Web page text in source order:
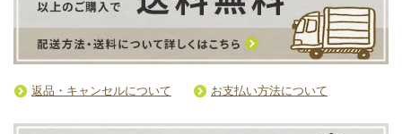
返品・キャンセルについて お支払い方法について